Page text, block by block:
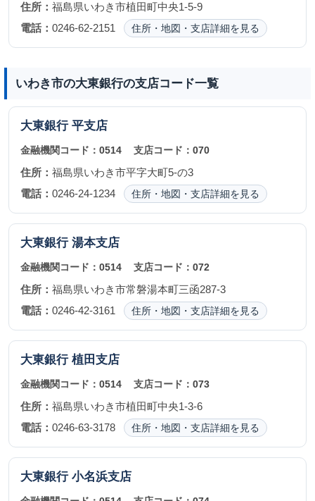
住所： 福島県いわき市植田町中央1-5-9
電話： 0246-62-2151 住所・地図・支店詳細を見る
いわき市の大東銀行の支店コード一覧
大東銀行 平支店
金融機関コード： 0514 支店コード：070
住所： 福島県いわき市平字大町5-の3
電話： 0246-24-1234 住所・地図・支店詳細を見る
大東銀行 湯本支店
金融機関コード： 0514 支店コード：072
住所： 福島県いわき市常磐湯本町三函287-3
電話： 0246-42-3161 住所・地図・支店詳細を見る
大東銀行 植田支店
金融機関コード： 0514 支店コード：073
住所： 福島県いわき市植田町中央1-3-6
電話： 0246-63-3178 住所・地図・支店詳細を見る
大東銀行 小名浜支店